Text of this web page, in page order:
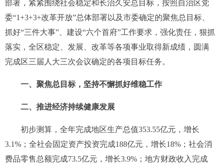
部署，紧紧围绕社会稳定和长治久安总目标，按照自治区党
委“1+3+3+改革开放”总体部署以及市委确定的聚焦总目标、
抓好“三件大事”、建设“六个首府”工作要求，强化责任，狠抓
落实，全区稳定、发展、改革等各项事业取得新成绩，圆满
完成区三届人大三次会议确定的各项目标任务。
一、聚焦总目标，坚持不懈抓好维稳工作
二、推进经济持续健康发展
初步测算，全年完成地区生产总值353.55亿元，增长
3.1% ；全社会固定资产投资完成188亿元，增长18% ；社会消
费品零售总额完成73.5亿元，增长3.9% ；地方财政收入完成